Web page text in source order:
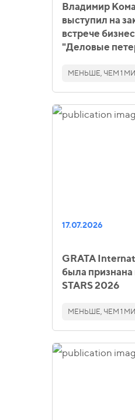
Владимир
выступил на
встрече
"Деловые
МЕНЬШЕ, ЧЕМ 1
17.07.2026
GRATA
была признана
STARS 2026
МЕНЬШЕ, ЧЕМ 1